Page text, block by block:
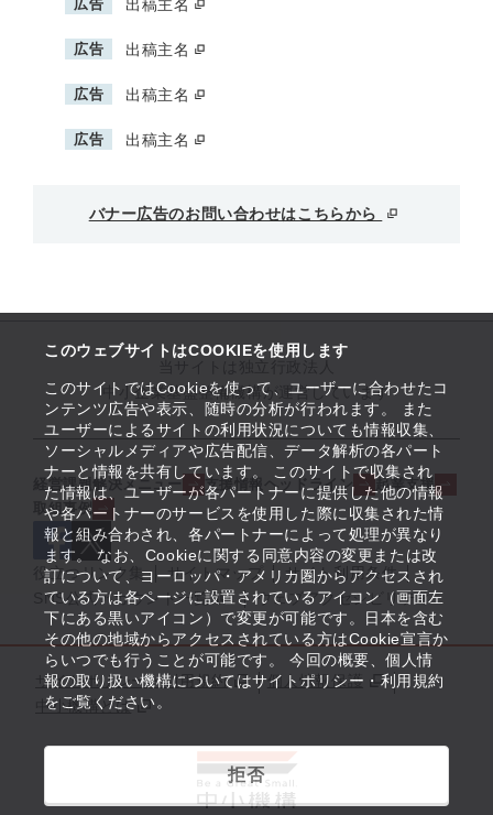
このウェブサイトはCOOKIEを使用します
このサイトではCookieを使って、ユーザーに合わせたコ
ンテンツ広告や表示、随時の分析が行われます。 また
ユーザーによるサイトの利用状況についても情報収集、
ソーシャルメディアや広告配信、データ解析の各パート
ナーと情報を共有しています。 このサイトで収集され
た情報は、ユーザーが各パートナーに提供した他の情報
や各パートナーのサービスを使用した際に収集された情
報と組み合わされ、各パートナーによって処理が異なり
ます。 なお、Cookieに関する同意内容の変更または改
訂について、ヨーロッパ・アメリカ圏からアクセスされ
ている方は各ページに設置されているアイコン（画面左
下にある黒いアイコン）で変更が可能です。日本を含む
その他の地域からアクセスされている方はCookie宣言か
らいつでも行うことが可能です。 今回の概要、個人情
報の取り扱い機構についてはサイトポリシー・利用規約
をご覧ください。
拒否
広告 出稿主名
広告 出稿主名
広告 出稿主名
広告 出稿主名
バナー広告のお問い合わせはこちらから
中小企業基盤整備機構が運営しています
経営課題解決メニュー 支援情報ヘッドライン
起業支援
取組事例
役立つリンク集 サイトマップ
サイト利用条件
SNS公式アカウント一覧
ウェブアクセシビリティ
サイトポリシー・利用規約
個人情報保護
中小機構とは